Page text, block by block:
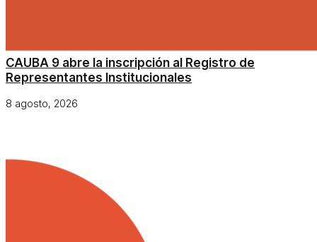
CAUBA 9 abre la inscripción al Registro de
Representantes Institucionales
8 agosto, 2026